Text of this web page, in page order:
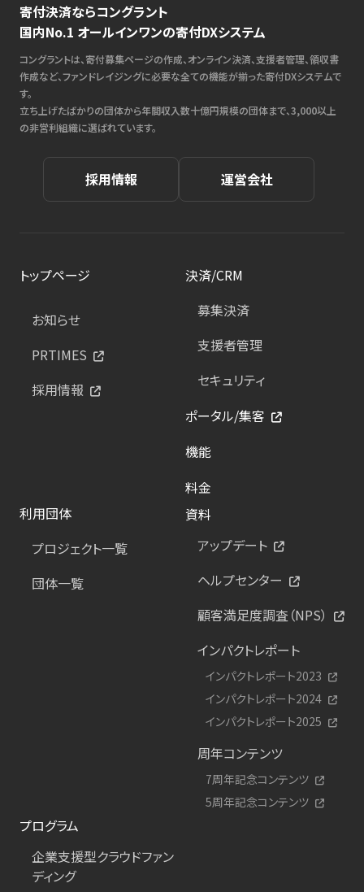
寄付決済ならコングラント
国内No.1 オールインワンの寄付DXシステム
コングラントは、寄付募集ページの作成、オンライン決済、支援者管理、領収書
作成など、ファンドレイジングに必要な全ての機能が揃った寄付DXシステムで
す。
立ち上げたばかりの団体から年間収入数十億円規模の団体まで、3,000以上
の非営利組織に選ばれています。
採用情報 運営会社
トップページ
お知らせ
PRTIMES
採用情報
決済/CRM
募集決済
支援者管理
セキュリティ
ポータル/集客
機能
料金
利用団体
プロジェクト一覧
団体一覧
資料
アップデート
ヘルプセンター
顧客満足度調査（NPS）
インパクトレポート
インパクトレポート2023
インパクトレポート2024
インパクトレポート2025
周年コンテンツ
7周年記念コンテンツ
5周年記念コンテンツ
プログラム
企業支援型クラウドファン
ディング